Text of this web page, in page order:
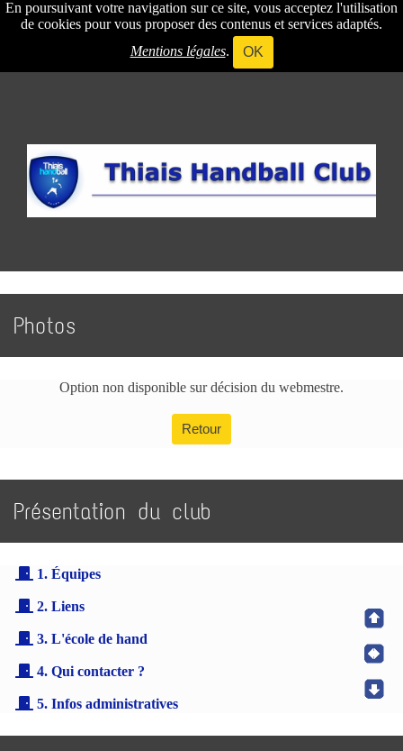
En poursuivant votre navigation sur ce site, vous acceptez l'utilisation
de cookies pour vous proposer des contenus et services adaptés.
Mentions légales. OK
Photos
Option non disponible sur décision du webmestre.
Retour
Présentation du club
1. Équipes
2. Liens
3. L'école de hand
4. Qui contacter ?
5. Infos administratives